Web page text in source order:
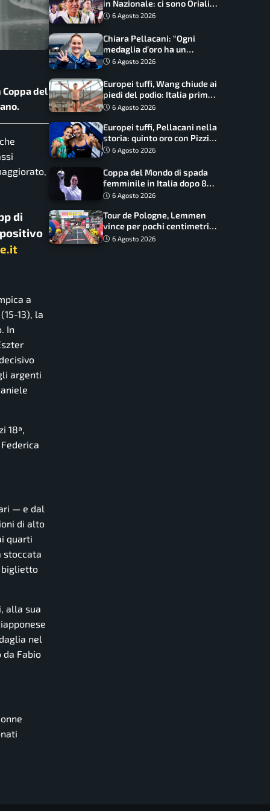
del
di
a
13), la
In
argenti
18ª,
— e dal
di alto
quarti
stoccata
biglietto
alla sua
nel
da Fabio
in Nazionale: ci sono Oriali e
Bonucci, confermato un
6 Agosto 2026
Chiara Pellacani: “Ogni
medaglia d’oro ha un
significato diverso. Ho fatto
6 Agosto 2026
Europei tuffi, Wang chiude ai
piedi del podio: Italia prima
nel medagliere
6 Agosto 2026
Europei tuffi, Pellacani nella
storia: quinto oro con Pizzini
nel sincro da 3 metri
6 Agosto 2026
Coppa del Mondo di spada
femminile in Italia dopo 8
anni, Alberta Santuccio: “Il
frutti”
6 Agosto 2026
Tour de Pologne, Lemmen
vince per pochi centimetri
su Scaroni: maxi-caduta e
6 Agosto 2026